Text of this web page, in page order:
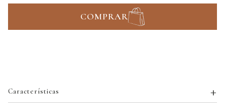
COMPRAR
Características